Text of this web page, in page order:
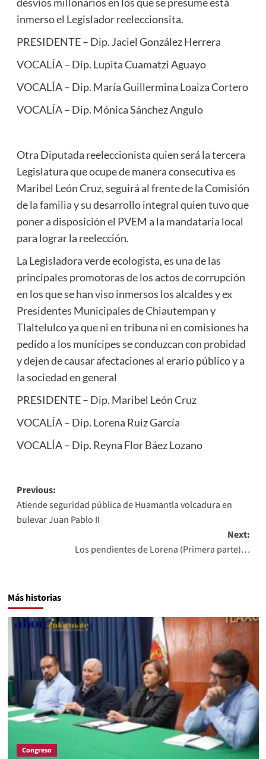
inmerso el Legislador reeleccionsita.
PRESIDENTE – Dip. Jaciel González Herrera
VOCALÍA – Dip. Lupita Cuamatzi Aguayo
VOCALÍA – Dip. María Guillermina Loaiza Cortero
VOCALÍA – Dip. Mónica Sánchez Angulo
Otra Diputada reeleccionista quien será la tercera
Legislatura que ocupe de manera consecutiva es
Maribel León Cruz, seguirá al frente de la Comisión
de la familia y su desarrollo integral quien tuvo que
poner a disposición el PVEM a la mandataria local
para lograr la reelección.
La Legisladora verde ecologista, es una de las
principales promotoras de los actos de corrupción
en los que se han viso inmersos los alcaldes y ex
Presidentes Municipales de Chiautempan y
Tlaltelulco ya que ni en tribuna ni en comisiones ha
pedido a los munícipes se conduzcan con probidad
y dejen de causar afectaciones al erario público y a
la sociedad en general
PRESIDENTE – Dip. Maribel León Cruz
VOCALÍA – Dip. Lorena Ruiz García
VOCALÍA – Dip. Reyna Flor Báez Lozano
Post
navigation
Previous:
Atiende seguridad pública de Huamantla volcadura en
bulevar Juan Pablo II
Next:
Los pendientes de Lorena (Primera parte)…
Más historias
Congreso